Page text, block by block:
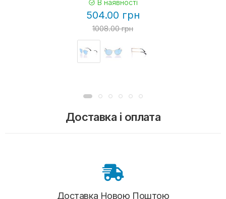
В наявності
504.00 грн
1008.00 грн
Доставка і оплата
Доставка Новою Поштою